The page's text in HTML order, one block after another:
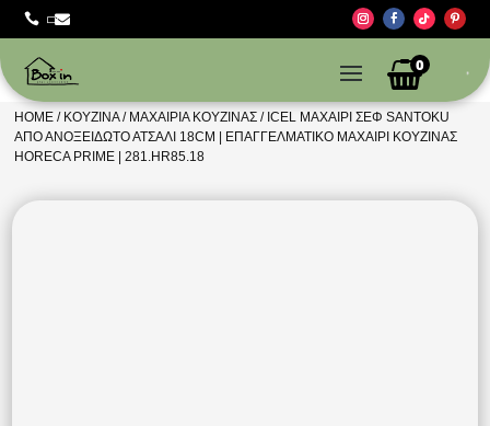
 
0
HOME / ΚΟΥΖΊΝΑ/ ΜΑΧΑΊΡΙΑ ΚΟΥΖΊΝΑΣ / ICEL ΜΑΧΑΊΡΙ ΣΕΦ SANTOKU
ΑΠΌ ΑΝΟΞΕΊΔΩΤΟ ΑΤΣΆΛΙ 18CM | ΕΠΑΓΓΕΛΜΑΤΙΚΌ ΜΑΧΑΊΡΙ ΚΟΥΖΊΝΑΣ
HORECA PRIME | 281.HR85.18